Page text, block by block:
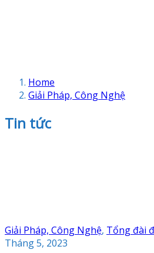
Home
Giải Pháp, Công Nghệ
Tin tức
Giải Pháp, Công Nghệ, Tổng đài
Tháng 5, 2023